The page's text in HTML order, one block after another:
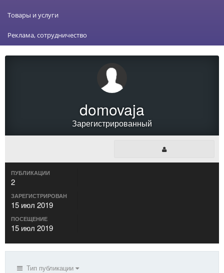
Товары и услуги
Реклама, сотрудничество
domovaja
Зарегистрированный
ПУБЛИКАЦИИ
2
ЗАРЕГИСТРИРОВАН
15 июл 2019
ПОСЕЩЕНИЕ
15 июл 2019
Тип публикации